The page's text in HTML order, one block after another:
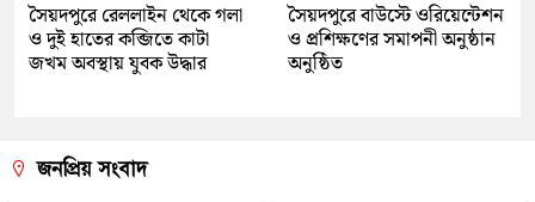
সৈয়দপুরে রেললাইন থেকে গলা
ও দুই হাতের কব্জিতে কাটা
জখম অবস্থায় যুবক উদ্ধার
সৈয়দপুরে বাউস্টে ওরিয়েন্টেশন
ও প্রশিক্ষণের সমাপনী অনুষ্ঠান
অনুষ্ঠিত
জনপ্রিয় সংবাদ